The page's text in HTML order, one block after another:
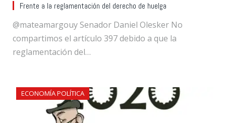
Frente a la reglamentación del derecho de huelga
@mateamargouy Senador Daniel Olesker No
compartimos el artículo 397 debido a que la
reglamentación del…
ECONOMÍA POLÍTICA